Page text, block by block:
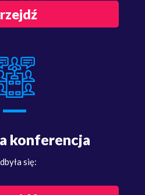
konferencja
się: